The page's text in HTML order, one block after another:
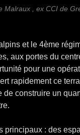
Malraux , ex CCI de
et le 4ème
aux portes du
pour une
rapidement ce
construire un
: des